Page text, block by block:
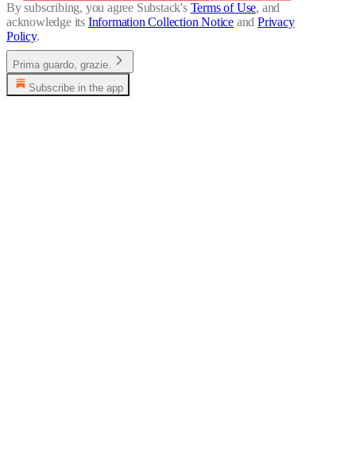
By subscribing, you agree Substack's Terms of Use, and
acknowledge its Information Collection Notice and Privacy
Policy.
Prima guardo, grazie.
Subscribe in the app